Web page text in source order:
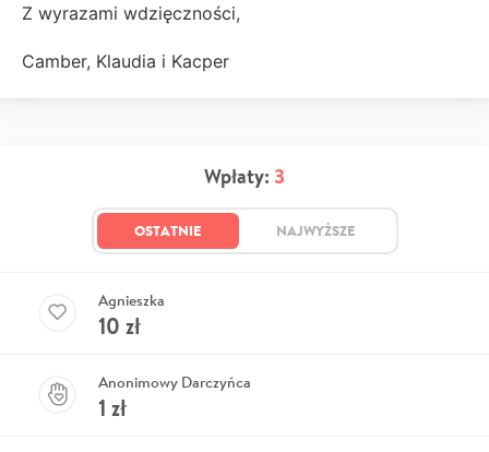
Z wyrazami wdzięczności,
Camber, Klaudia i Kacper
Wpłaty: 3
OSTATNIE NAJWYŻSZE
Agnieszka
10 zł
Anonimowy Darczyńca
1 zł